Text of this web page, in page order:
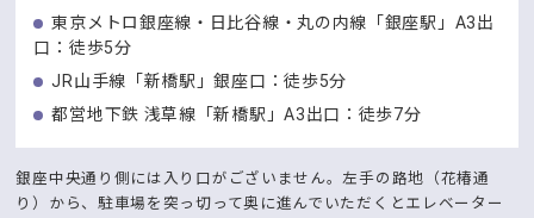
東京メトロ銀座線・日比谷線・丸の内線「銀座駅」A3出
口：徒歩5分
JR山手線「新橋駅」銀座口：徒歩5分
都営地下鉄 浅草線「新橋駅」A3出口：徒歩7分
銀座中央通り側には入り口がございません。左手の路地（花椿通
り）から、駐車場を突っ切って奥に進んでいただくとエレベーター